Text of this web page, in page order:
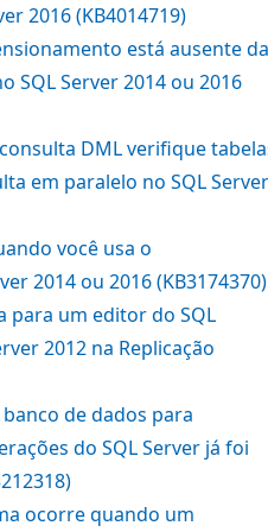
2016 (KB4014719)
está ausente da
SQL Server 2014 ou 2016
DML verifique
em paralelo no SQL Server
você usa o
2014 ou 2016 (KB3174370)
para um editor do SQL
2012 na Replicação
banco de dados para
do SQL Server já foi
ocorre quando um